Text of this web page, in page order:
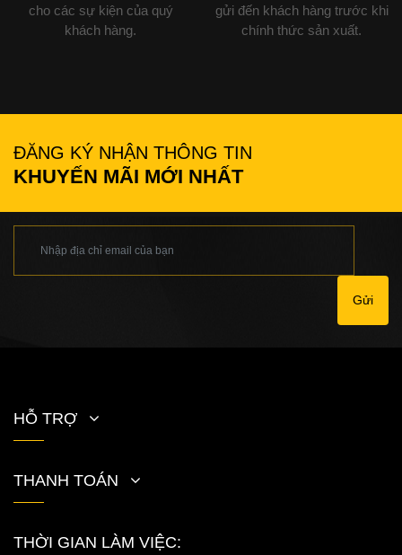
cho các sự kiện của quý
khách hàng.
gửi đến khách hàng trước khi
chính thức sản xuất.
ĐĂNG KÝ NHẬN THÔNG TIN
KHUYẾN MÃI MỚI NHẤT
Gửi
HỖ TRỢ
THANH TOÁN
THỜI GIAN LÀM VIỆC: